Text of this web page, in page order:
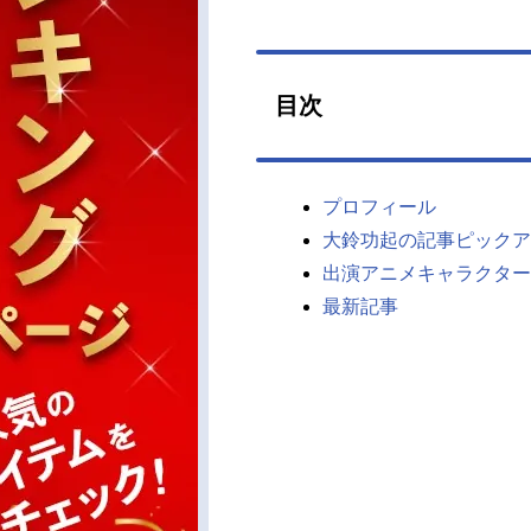
目次
プロフィール
大鈴功起の記事ピック
出演アニメキャラクター
最新記事